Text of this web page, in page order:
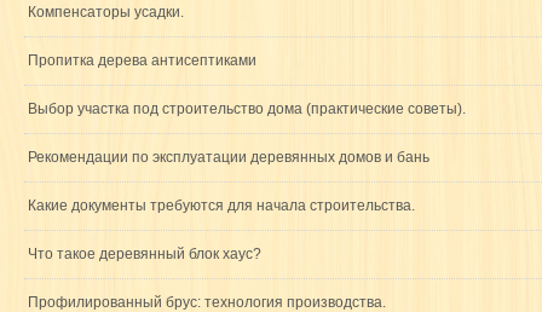
Компенсаторы усадки.
Пропитка дерева антисептиками
Выбор участка под строительство дома (практические советы).
Рекомендации по эксплуатации деревянных домов и бань
Какие документы требуются для начала строительства.
Что такое деревянный блок хаус?
Профилированный брус: технология производства.